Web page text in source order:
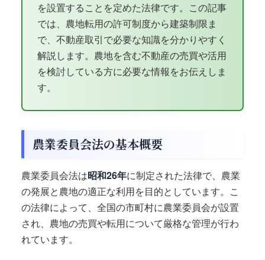
を設置することを定めた法律です。この記事
では、農地転用の許可制度から建築制限ま
で、不動産取引で必要な知識を分かりやすく
解説します。農地を含む不動産の売買や活用
を検討している方に必要な情報をお伝えしま
す。
農業委員会法の基本概要
農業委員会法は昭和26年に制定された法律で、農業
の発展と農地の適正な利用を目的としています。こ
の法律によって、全国の市町村に農業委員会が設置
され、農地の売買や転用について厳格な管理が行わ
れています。